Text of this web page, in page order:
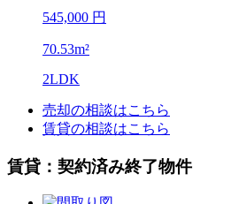
545,000 円
70.53m²
2LDK
売却の相談はこちら
賃貸の相談はこちら
賃貸：契約済み終了物件